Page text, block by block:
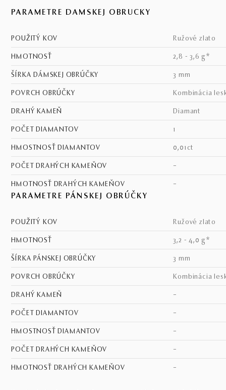
PARAMETRE DÁMSKEJ OBRÚČKY
POUŽITÝ KOV ružové zlato
HMOTNOSŤ 2,8 - 3,6 g*
ŠÍRKA DÁMSKEJ OBRÚČKY 3 mm
POVRCH OBRÚČKY kombinácia
DRAHÝ KAMEŇ diamant
POČET DIAMANTOV 1
HMOSTNOSŤ DIAMANTOV 0,01ct
POČET DRAHÝCH KAMEŇOV –
HMOTNOSŤ DRAHÝCH KAMEŇOV –
PARAMETRE PÁNSKEJ OBRÚČKY
POUŽITÝ KOV ružové zlato
HMOTNOSŤ 3,2 - 4,0 g*
ŠÍRKA PÁNSKEJ OBRÚČKY 3 mm
POVRCH OBRÚČKY kombinácia
DRAHÝ KAMEŇ –
POČET DIAMANTOV –
HMOSTNOSŤ DIAMANTOV –
POČET DRAHÝCH KAMEŇOV –
HMOTNOSŤ DRAHÝCH KAMEŇOV –